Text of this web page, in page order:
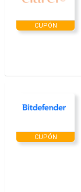
CUPÓN
CUPÓN